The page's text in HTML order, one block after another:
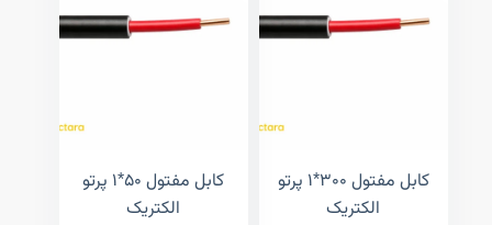
کابل مفتول ۳۰۰*۱ پرتو
الکتریک
کابل مفتول ۵۰*۱ پرتو
الکتریک